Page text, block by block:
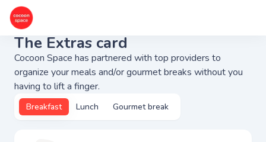
The Extras card
Cocoon Space has partnered with top providers to
organize your meals and/or gourmet breaks without you
having to lift a finger.
Breakfast Lunch Gourmet break